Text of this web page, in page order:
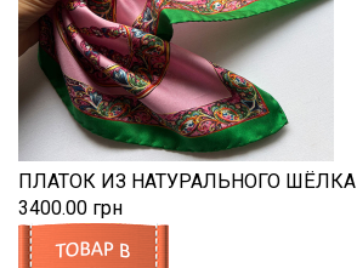
ПЛАТОК ИЗ НАТУРАЛЬНОГО ШЁЛКА
3400.00 грн